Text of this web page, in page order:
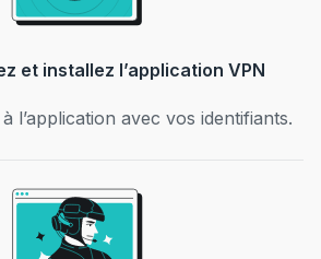
et installez l’application VPN
l’application avec vos identifiants.